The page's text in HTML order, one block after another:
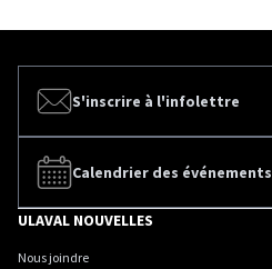
S'inscrire à l'infolettre
Calendrier des événements
ULAVAL NOUVELLES
Nous joindre